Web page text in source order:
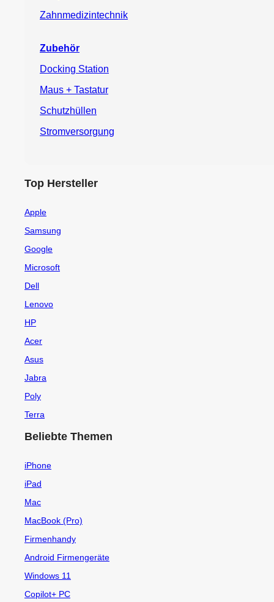
Zahnmedizintechnik
Zubehör
Docking Station
Maus + Tastatur
Schutzhüllen
Stromversorgung
Top Hersteller
Apple
Samsung
Google
Microsoft
Dell
Lenovo
HP
Acer
Asus
Jabra
Poly
Terra
Beliebte Themen
iPhone
iPad
Mac
MacBook (Pro)
Firmenhandy
Android Firmengeräte
Windows 11
Copilot+ PC